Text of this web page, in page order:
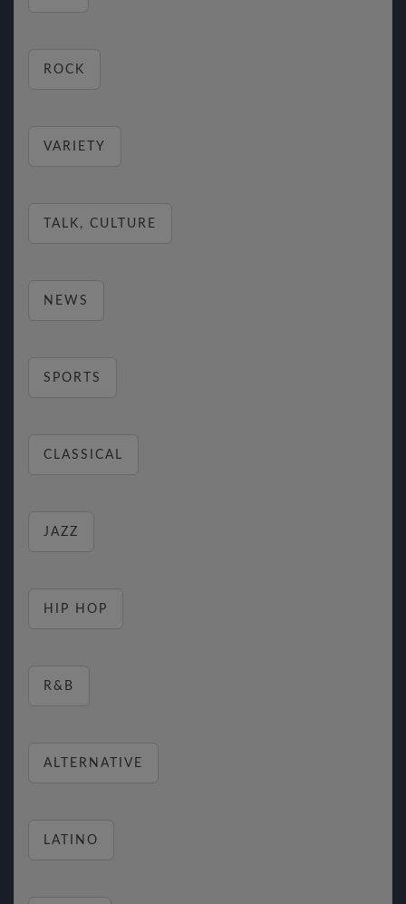
ROCK
VARIETY
TALK, CULTURE
NEWS
SPORTS
CLASSICAL
JAZZ
HIP HOP
R&B
ALTERNATIVE
LATINO